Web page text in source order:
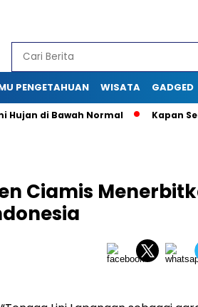
PENGETAHUAN WISATA GADGED
di Bawah Normal Kapan
Ciamis